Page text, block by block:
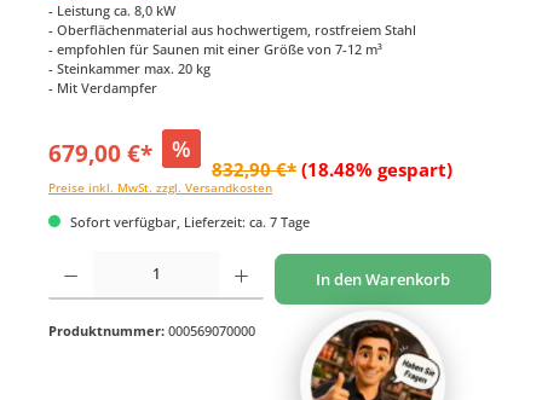
- Leistung ca. 8,0 kW
- Oberflächenmaterial aus hochwertigem, rostfreiem Stahl
- empfohlen für Saunen mit einer Größe von 7-12 m³
- Steinkammer max. 20 kg
- Mit Verdampfer
679,00 €* %
832,90 €* (18.48% gespart)
Preise inkl. MwSt. zzgl. Versandkosten
Sofort verfügbar, Lieferzeit: ca. 7 Tage
Produkt Anzahl: Gib den gewünschten Wert ein oder benutze die Schaltflächen um
In den Warenkorb
Produktnummer: 000569070000